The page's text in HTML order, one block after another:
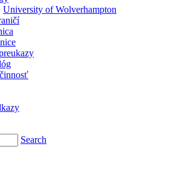
University of Wolverhampton
Search